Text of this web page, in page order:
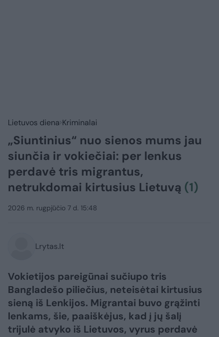
Lietuvos diena Kriminalai
„Siuntinius“ nuo sienos mums jau
siunčia ir vokiečiai: per lenkus
perdavė tris migrantus,
netrukdomai kirtusius Lietuvą (1)
2026 m. rugpjūčio 7 d. 15:48
Lrytas.lt
Vokietijos pareigūnai sučiupo tris
Bangladešo piliečius, neteisėtai kirtusius
sieną iš Lenkijos. Migrantai buvo grąžinti
lenkams, šie, paaiškėjus, kad į jų šalį
trijulė atvyko iš Lietuvos, vyrus perdavė